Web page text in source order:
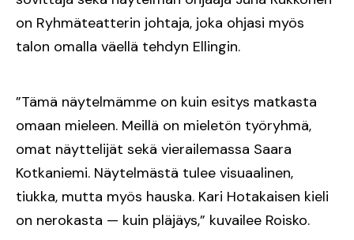
on Ryhmäteatterin johtaja, joka ohjasi myös
talon omalla väellä tehdyn Ellingin.
”Tämä näytelmämme on kuin esitys matkasta
omaan mieleen. Meillä on mieletön työryhmä,
omat näyttelijät sekä vierailemassa Saara
Kotkaniemi. Näytelmästä tulee visuaalinen,
tiukka, mutta myös hauska. Kari Hotakaisen kieli
on nerokasta — kuin pläjäys,” kuvailee Roisko.